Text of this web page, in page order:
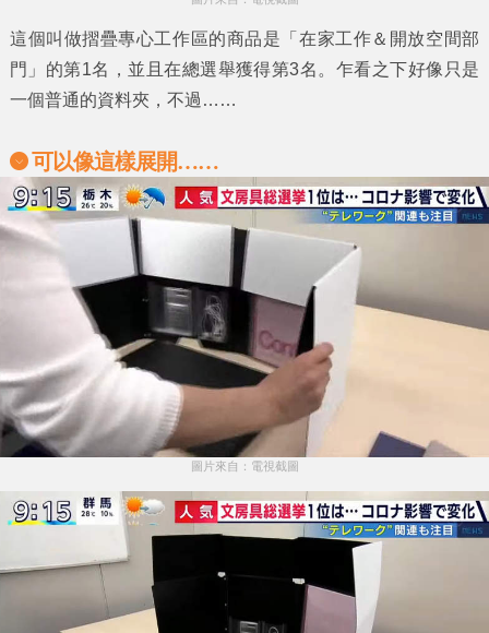
這個叫做摺疊專心工作區的商品是 「在家工作＆開放空間部
門」 的第1名，並且在總選舉獲得第3名。乍看之下好像只是
一個普通的資料夾，不過……
可以像這樣展開……
圖片來自：電視截圖